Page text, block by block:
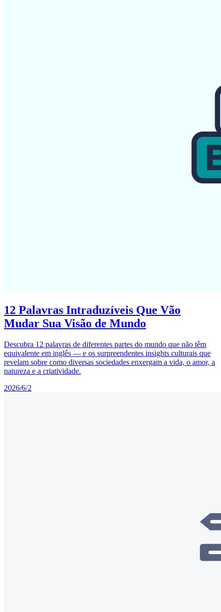
12 Palavras Intraduzíveis Que Vão
Mudar Sua Visão de Mundo
Descubra 12 palavras de diferentes partes do mundo que não têm
equivalente em inglês — e os surpreendentes insights culturais que
revelam sobre como diversas sociedades enxergam a vida, o amor, a
natureza e a criatividade.
2026/6/2